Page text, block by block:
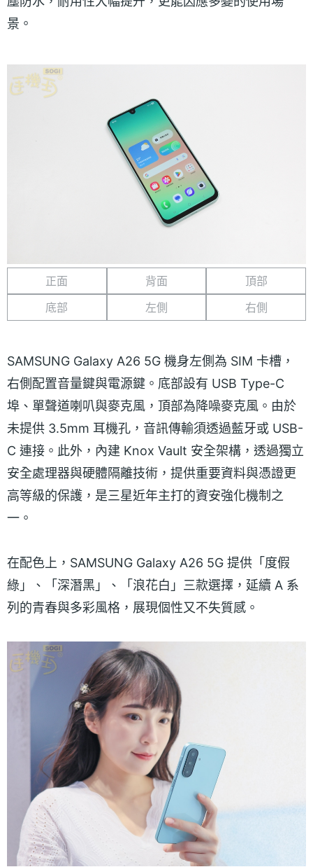
景。
正面 背面
頂部
底部
左側 右側
SAMSUNG Galaxy A26 5G 機身左側為 SIM 卡槽，
右側配置音量鍵與電源鍵。底部設有 USB Type-C
埠、單聲道喇叭與麥克風，頂部為降噪麥克風。由於
未提供 3.5mm 耳機孔，音訊傳輸須透過藍牙或 USB-
C 連接。此外，內建 Knox Vault 安全架構，透過獨立
安全處理器與硬體隔離技術，提供重要資料與憑證更
高等級的保護，是三星近年主打的資安強化機制之
一。
在配色上，SAMSUNG Galaxy A26 5G 提供「度假
綠」、「深潛黑」、「浪花白」三款選擇，延續 A 系
列的青春與多彩風格，展現個性又不失質感。